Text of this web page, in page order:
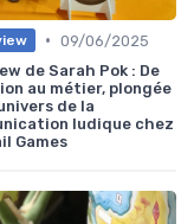
• 09/06/2025
de Sarah Pok : De
au métier, plongée
de la
ludique chez
Games